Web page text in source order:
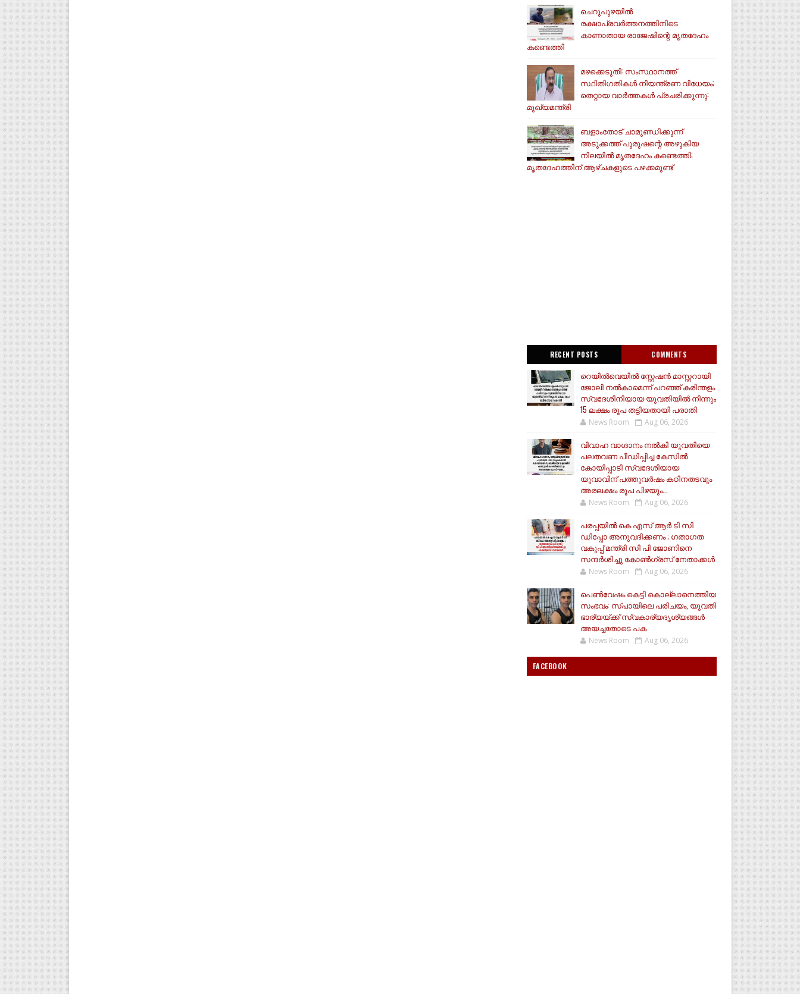
ചെറുപുഴയിൽ
രക്ഷാപ്രവർത്തനത്തിനിടെ
കാണാതായ രാജേഷിന്റെ മൃതദേഹം
കണ്ടെത്തി
മഴക്കെടുതി: സംസ്ഥാനത്ത്
സ്ഥിതിഗതികള്‍ നിയന്ത്രണ വിധേയം;
തെറ്റായ വാര്‍ത്തകള്‍ പ്രചരിക്കുന്നു:
മുഖ്യമന്ത്രി
ബളാംതോട് ചാമുണ്ഡിക്കുന്ന്
അടുക്കത്ത് പുരുഷന്റെ അഴുകിയ
നിലയില്‍ മൃതദേഹം കണ്ടെത്തി;
മൃതദേഹത്തിന് ആഴ്ചകളുടെ പഴക്കമുണ്ട്
RECENT POSTS COMMENTS
റെയിൽവെയിൽ സ്റ്റേഷൻ മാസ്റ്ററായി
ജോലി നൽകാമെന്ന് പറഞ്ഞ് കരിന്തളം
സ്വദേശിനിയായ യുവതിയിൽ നിന്നും
15 ലക്ഷം രൂപ തട്ടിയതായി പരാതി
News Room Aug 06, 2026
വിവാഹ വാഗ്ദാനം നൽകി യുവതിയെ
പലതവണ പീഡിപ്പിച്ച കേസിൽ
കോയിപ്പാടി സ്വദേശിയായ
യുവാവിന് പത്തുവർഷം കഠിനതടവും
അരലക്ഷം രൂപ പിഴയും...
News Room Aug 06, 2026
പരപ്പയിൽ കെ എസ് ആർ ടി സി
ഡിപ്പോ അനുവദിക്കണം ; ഗതാഗത
വകുപ്പ് മന്ത്രി സി പി ജോണിനെ
സന്ദർശിച്ചു കോൺഗ്രസ് നേതാക്കൾ
News Room Aug 06, 2026
പെൺവേഷം കെട്ടി കൊല്ലാനെത്തിയ
സംഭവം: സ്പായിലെ പരിചയം, യുവതി
ഭാര്യയ്ക്ക് സ്വകാര്യദൃശ്യങ്ങൾ
അയച്ചതോടെ പക
News Room Aug 06, 2026
FACEBOOK